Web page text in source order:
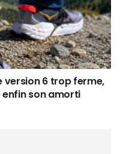
version 6 trop ferme,
son amorti